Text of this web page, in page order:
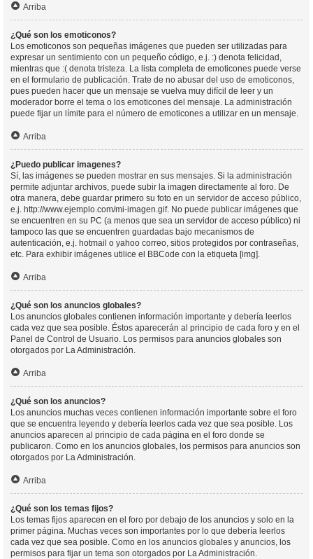
Arriba
¿Qué son los emoticonos?
Los emoticonos son pequeñas imágenes que pueden ser utilizadas para
expresar un sentimiento con un pequeño código, e.j. :) denota felicidad,
mientras que :( denota tristeza. La lista completa de emoticones puede verse
en el formulario de publicación. Trate de no abusar del uso de emoticonos,
pues pueden hacer que un mensaje se vuelva muy difícil de leer y un
moderador borre el tema o los emoticones del mensaje. La administración
puede fijar un límite para el número de emoticones a utilizar en un mensaje.
Arriba
¿Puedo publicar imagenes?
Sí, las imágenes se pueden mostrar en sus mensajes. Si la administración
permite adjuntar archivos, puede subir la imagen directamente al foro. De
otra manera, debe guardar primero su foto en un servidor de acceso público,
e.j. http://www.ejemplo.com/mi-imagen.gif. No puede publicar imágenes que
se encuentren en su PC (a menos que sea un servidor de acceso público) ni
tampoco las que se encuentren guardadas bajo mecanismos de
autenticación, e.j. hotmail o yahoo correo, sitios protegidos por contraseñas,
etc. Para exhibir imágenes utilice el BBCode con la etiqueta [img].
Arriba
¿Qué son los anuncios globales?
Los anuncios globales contienen información importante y debería leerlos
cada vez que sea posible. Éstos aparecerán al principio de cada foro y en el
Panel de Control de Usuario. Los permisos para anuncios globales son
otorgados por La Administración.
Arriba
¿Qué son los anuncios?
Los anuncios muchas veces contienen información importante sobre el foro
que se encuentra leyendo y debería leerlos cada vez que sea posible. Los
anuncios aparecen al principio de cada página en el foro donde se
publicaron. Como en los anuncios globales, los permisos para anuncios son
otorgados por La Administración.
Arriba
¿Qué son los temas fijos?
Los temas fijos aparecen en el foro por debajo de los anuncios y solo en la
primer página. Muchas veces son importantes por lo que debería leerlos
cada vez que sea posible. Como en los anuncios globales y anuncios, los
permisos para fijar un tema son otorgados por La Administración.